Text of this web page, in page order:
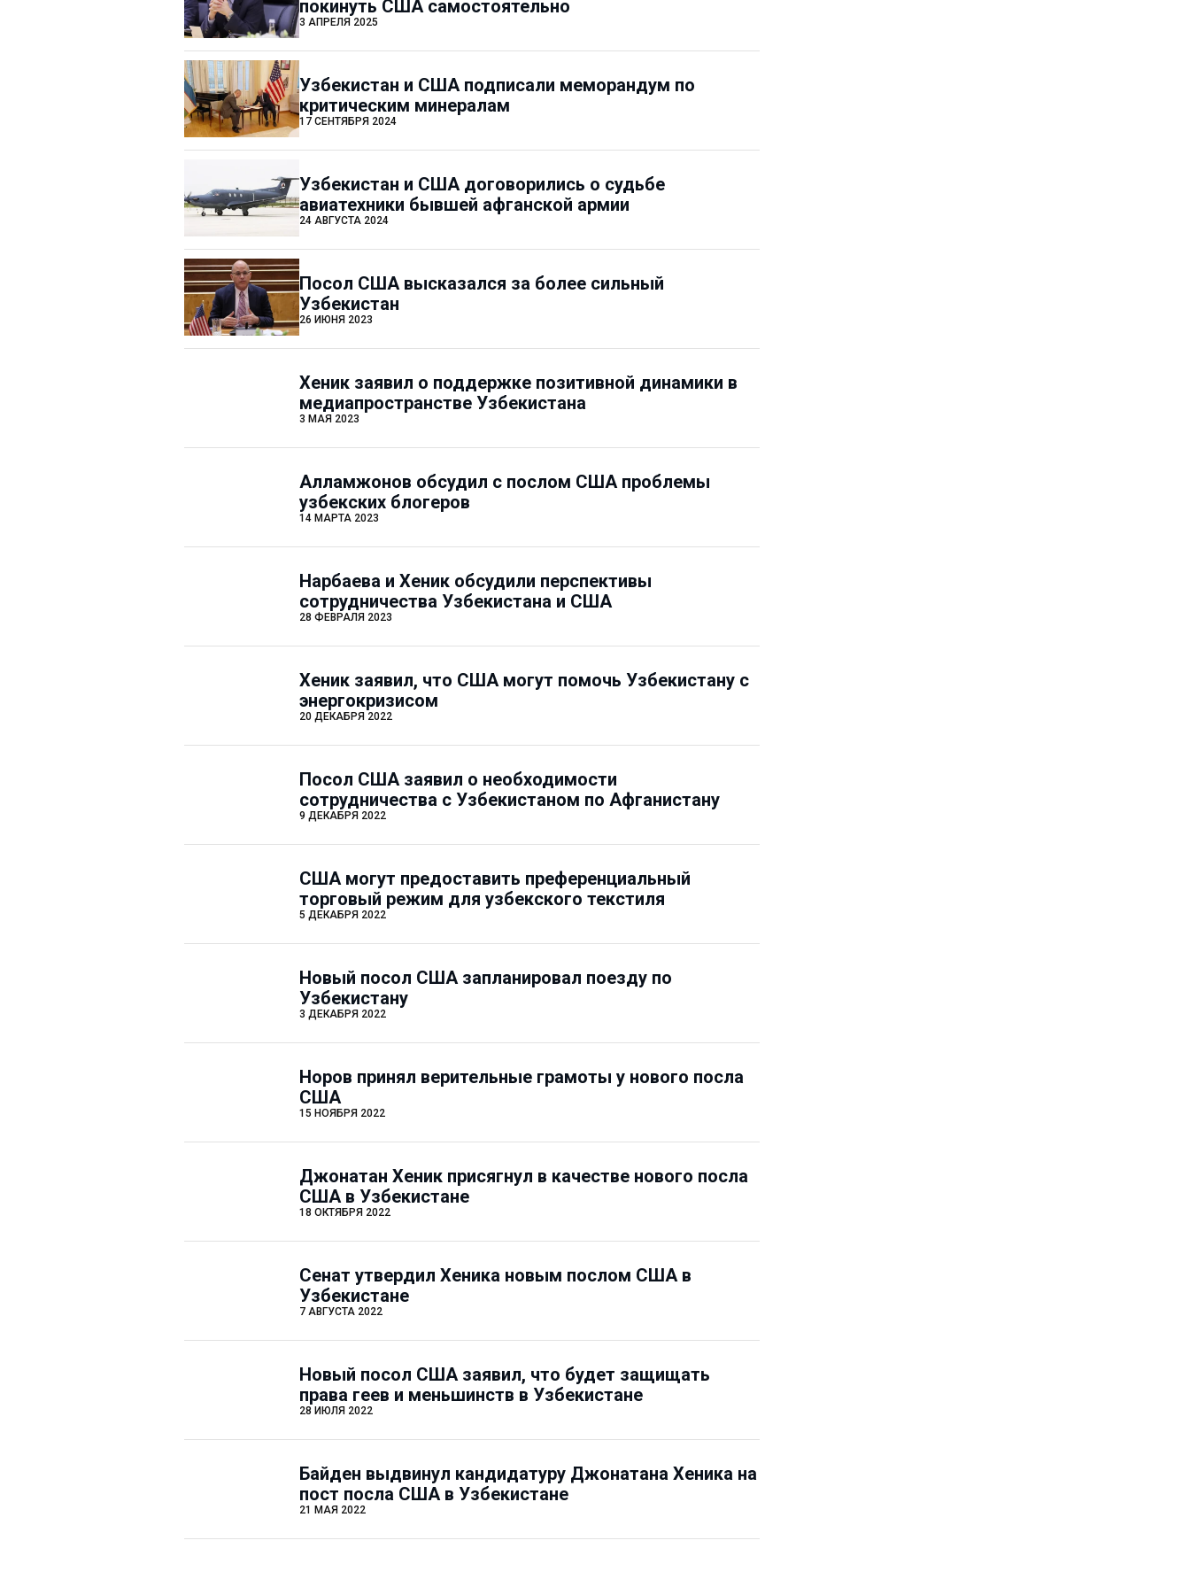
покинуть США самостоятельно
3 АПРЕЛЯ 2025
Узбекистан и США подписали меморандум по
критическим минералам
17 СЕНТЯБРЯ 2024
Узбекистан и США договорились о судьбе
авиатехники бывшей афганской армии
24 АВГУСТА 2024
Посол США высказался за более сильный
Узбекистан
26 ИЮНЯ 2023
Хеник заявил о поддержке позитивной динамики в
медиапространстве Узбекистана
3 МАЯ 2023
Алламжонов обсудил с послом США проблемы
узбекских блогеров
14 МАРТА 2023
Нарбаева и Хеник обсудили перспективы
сотрудничества Узбекистана и США
28 ФЕВРАЛЯ 2023
Хеник заявил, что США могут помочь Узбекистану с
энергокризисом
20 ДЕКАБРЯ 2022
Посол США заявил о необходимости
сотрудничества с Узбекистаном по Афганистану
9 ДЕКАБРЯ 2022
США могут предоставить преференциальный
торговый режим для узбекского текстиля
5 ДЕКАБРЯ 2022
Новый посол США запланировал поезду по
Узбекистану
3 ДЕКАБРЯ 2022
Норов принял верительные грамоты у нового посла
США
15 НОЯБРЯ 2022
Джонатан Хеник присягнул в качестве нового посла
США в Узбекистане
18 ОКТЯБРЯ 2022
Сенат утвердил Хеника новым послом США в
Узбекистане
7 АВГУСТА 2022
Новый посол США заявил, что будет защищать
права геев и меньшинств в Узбекистане
28 ИЮЛЯ 2022
Байден выдвинул кандидатуру Джонатана Хеника на
пост посла США в Узбекистане
21 МАЯ 2022